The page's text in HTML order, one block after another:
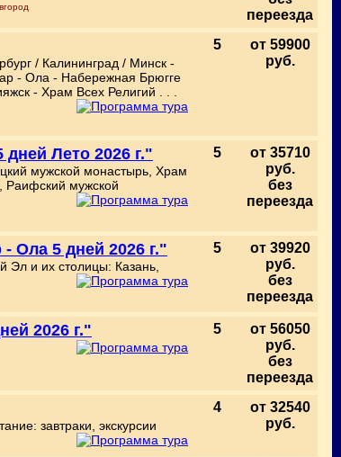
переезда
/ Калининград / Минск -
- Ола - Набережная Брюгге
- Храм Всех Религий . . .
5
от 59900
руб.
Лето 2026 г."
мужской монастырь, Храм
Раифский мужской
5
от 35710
руб.
без
переезда
Ола 5 дней 2026 г."
Эл и их столицы: Казань,
5
от 39920
руб.
без
переезда
2026 г." 5
от 56050
руб.
без
переезда
завтраки, экскурсии
4
от 32540
руб.